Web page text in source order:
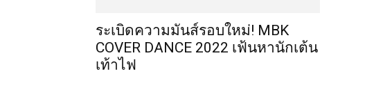
ระเบิดความมันส์รอบใหม่! MBK
COVER DANCE 2022 เฟ้นหานักเต้น
เท้าไฟ